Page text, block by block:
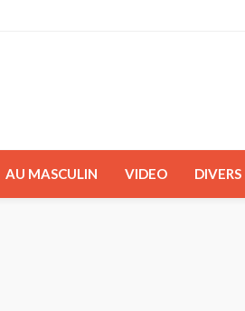
AU MASCULIN VIDEO DIVERS